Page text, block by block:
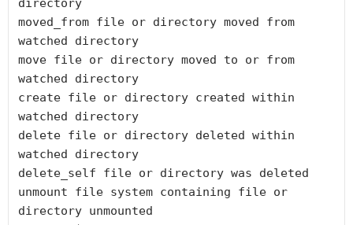
directory
moved_from file or directory moved from
watched directory
move file or directory moved to or from
watched directory
create file or directory created within
watched directory
delete file or directory deleted within
watched directory
delete_self file or directory was deleted
unmount file system containing file or
directory unmounted